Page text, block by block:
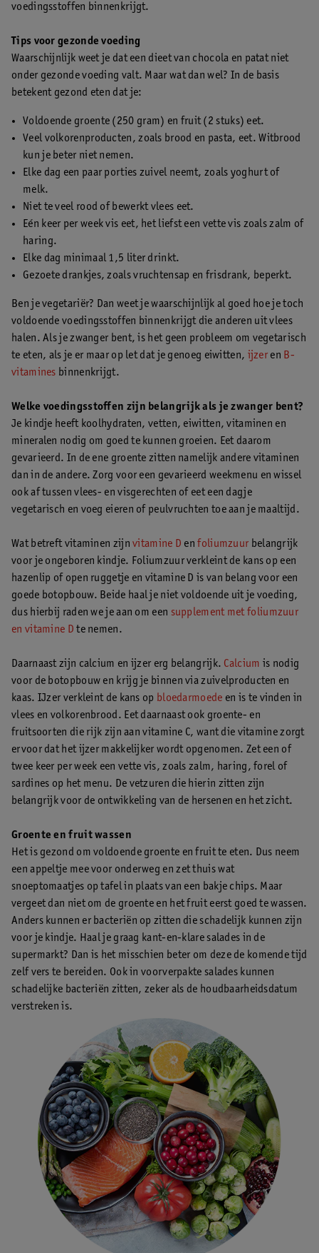
voedingsstoffen binnenkrijgt.
Tips voor gezonde voeding
Waarschijnlijk weet je dat een dieet van chocola en patat niet
onder gezonde voeding valt. Maar wat dan wel? In de basis
betekent gezond eten dat je:
Voldoende groente (250 gram) en fruit (2 stuks) eet.
Veel volkorenproducten, zoals brood en pasta, eet. Witbrood
kun je beter niet nemen.
Elke dag een paar porties zuivel neemt, zoals yoghurt of
melk.
Niet te veel rood of bewerkt vlees eet.
Eén keer per week vis eet, het liefst een vette vis zoals zalm of
haring.
Elke dag minimaal 1,5 liter drinkt.
Gezoete drankjes, zoals vruchtensap en frisdrank, beperkt.
Ben je vegetariër? Dan weet je waarschijnlijk al goed hoe je toch
voldoende voedingsstoffen binnenkrijgt die anderen uit vlees
halen. Als je zwanger bent, is het geen probleem om vegetarisch
te eten, als je er maar op let dat je genoeg eiwitten, ijzer en B-
vitamines binnenkrijgt.
Welke voedingsstoffen zijn belangrijk als je zwanger bent?
Je kindje heeft koolhydraten, vetten, eiwitten, vitaminen en
mineralen nodig om goed te kunnen groeien. Eet daarom
gevarieerd. In de ene groente zitten namelijk andere vitaminen
dan in de andere. Zorg voor een gevarieerd weekmenu en wissel
ook af tussen vlees- en visgerechten of eet een dagje
vegetarisch en voeg eieren of peulvruchten toe aan je maaltijd.
Wat betreft vitaminen zijnvitamine D enfoliumzuur belangrijk
voor je ongeboren kindje. Foliumzuur verkleint de kans op een
hazenlip of open ruggetje en vitamine D is van belang voor een
goede botopbouw. Beide haal je niet voldoende uit je voeding,
dus hierbij raden we je aan om een supplement met foliumzuur
en vitamine D te nemen.
Daarnaast zijn calcium en ijzer erg belangrijk. Calcium is nodig
voor de botopbouw en krijg je binnen via zuivelproducten en
kaas. IJzer verkleint de kans op bloedarmoede en is te vinden in
vlees en volkorenbrood. Eet daarnaast ook groente- en
fruitsoorten die rijk zijn aan vitamine C, want die vitamine zorgt
ervoor dat het ijzer makkelijker wordt opgenomen. Zet een of
twee keer per week een vette vis, zoals zalm, haring, forel of
sardines op het menu. De vetzuren die hierin zitten zijn
belangrijk voor de ontwikkeling van de hersenen en het zicht.
Groente en fruit wassen
Het is gezond om voldoende groente en fruit te eten. Dus neem
een appeltje mee voor onderweg en zet thuis wat
snoeptomaatjes op tafel in plaats van een bakje chips. Maar
vergeet dan niet om de groente en het fruit eerst goed te wassen.
Anders kunnen er bacteriën op zitten die schadelijk kunnen zijn
voor je kindje. Haal je graag kant-en-klare salades in de
supermarkt? Dan is het misschien beter om deze de komende tijd
zelf vers te bereiden. Ook in voorverpakte salades kunnen
schadelijke bacteriën zitten, zeker als de houdbaarheidsdatum
verstreken is.